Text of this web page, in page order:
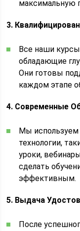
максимальную
3.
Все наши
обладающие
Они готовы
каждом этапе
4. Современные
Мы используем
технологии,
уроки,
сделать
эффективным.
5. Выдача
После